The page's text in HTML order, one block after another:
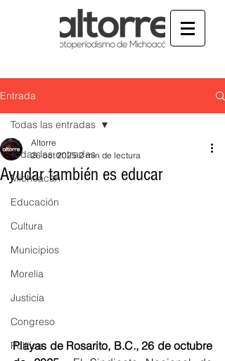
Entrada
Todas las entradas
Michoacán
Educación
Cultura
Municipios
Morelia
Justicia
Congreso
Política
Todas las entradas
Ayudar también es educar
Altorre
26 oct 2025 2 min de lectura
Playas de Rosarito, B.C., 26 de octubre